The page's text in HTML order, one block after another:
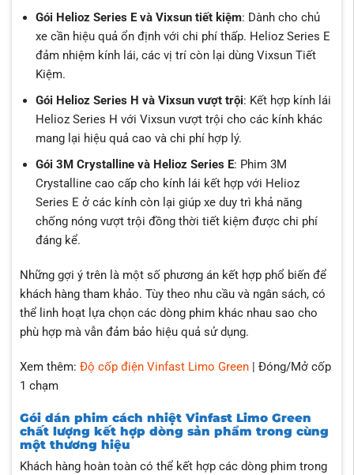
Gói Helioz Series E và Vixsun tiết kiệm: Dành cho chủ
xe cần hiệu quả ổn định với chi phí thấp. Helioz Series E
đảm nhiệm kính lái, các vị trí còn lại dùng Vixsun Tiết
Kiệm.
Gói Helioz Series H và Vixsun vượt trội: Kết hợp kính lái
Helioz Series H với Vixsun vượt trội cho các kính khác
mang lại hiệu quả cao và chi phí hợp lý.
Gói 3M Crystalline và Helioz Series E: Phim 3M
Crystalline cao cấp cho kính lái kết hợp với Helioz
Series E ở các kính còn lại giúp xe duy trì khả năng
chống nóng vượt trội đồng thời tiết kiệm được chi phí
đáng kể.
Những gợi ý trên là một số phương án kết hợp phổ biến để
khách hàng tham khảo. Tùy theo nhu cầu và ngân sách, có
thể linh hoạt lựa chọn các dòng phim khác nhau sao cho
phù hợp mà vẫn đảm bảo hiệu quả sử dụng.
Xem thêm: Độ cốp điện Vinfast Limo Green| Đóng/Mở cốp
1 chạm
Gói dán phim cách nhiệt Vinfast Limo Green
chất lượng kết hợp dòng sản phẩm trong cùng
một thương hiệu
Khách hàng hoàn toàn có thể kết hợp các dòng phim trong